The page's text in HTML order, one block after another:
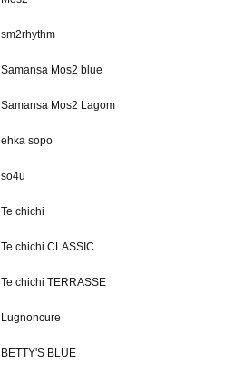
sm2rhythm
Samansa Mos2 blue
Samansa Mos2 Lagom
ehka sopo
sō4ū
Te chichi
Te chichi CLASSIC
Te chichi TERRASSE
Lugnoncure
BETTY'S BLUE